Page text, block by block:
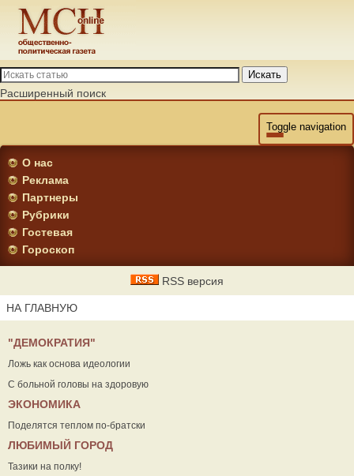
Искать
Расширенный поиск
Toggle navigation
О нас
Реклама
Партнеры
Рубрики
Гостевая
Гороскоп
RSS версия
НА ГЛАВНУЮ
"ДЕМОКРАТИЯ"
Ложь как основа идеологии
С больной головы на здоровую
ЭКОНОМИКА
Поделятся теплом по-братски
ЛЮБИМЫЙ ГОРОД
Тазики на полку!